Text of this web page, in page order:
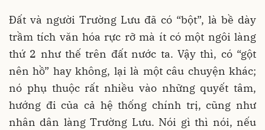
Đất và người Trường Lưu đã có “bột”, là bề dày
trầm tích văn hóa rực rỡ mà ít có một ngôi làng
thứ 2 như thế trên đất nước ta. Vậy thì, có “gột
nên hồ” hay không, lại là một câu chuyện khác;
nó phụ thuộc rất nhiều vào những quyết tâm,
hướng đi của cả hệ thống chính trị, cũng như
nhân dân làng Trường Lưu. Nói gì thì nói, nếu